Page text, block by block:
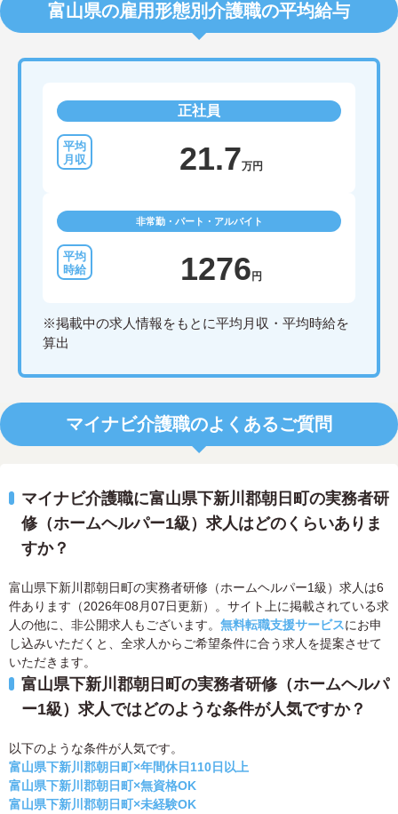
★おすすめPOINT★
・広域支援員として複数のホームを巡るため、各ホ
ことができ、現場の介助業務にとどまらず、施設運
す。
があり、20代から60代まで幅広い年代が活躍してい
ます。年間休日も114日確保されているため、無理
なく長期的なキャリアを築いていただけます。
おり、清潔感にあふれた美しい環境です。ハード面
に加え、ソフト面でも「献立の事前決定・レシピ完
ご利用者様の安全性はもちろん、働くスタッフにと
っても身体的負担が少なく、高いモチベーションを
富山県の雇用形態別介護職の平均給与
正社員
21.7万円
非常勤・パート・アルバイト
1276 円
※掲載中の求人情報をもとに平均月収・平均時給を
算出
マイナビ介護職のよくあるご質問
マイナビ介護職に富山県下新川郡朝日町の実務者研
修（ホームヘルパー1級）求人はどのくらいありま
すか？
富山県下新川郡朝日町の実務者研修（ホームヘルパー1級）求人は6
件あります（2026年08月07日更新）。サイト上に掲載されている求
人の他に、非公開求人もございます。 無料転職支援サービスにお申
し込みいただくと、全求人からご希望条件に合う求人を提案させて
いただきます。
富山県下新川郡朝日町の実務者研修（ホームヘルパ
ー1級）求人ではどのような条件が人気ですか？
以下のような条件が人気です。
富山県下新川郡朝日町×年間休日110日以上
富山県下新川郡朝日町×無資格OK
富山県下新川郡朝日町×未経験OK